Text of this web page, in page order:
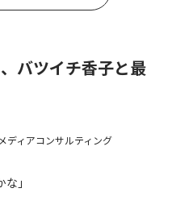
バツイチ香子と最
ディアコンサルティング
」